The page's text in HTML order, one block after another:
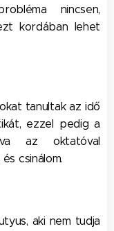
nincsen,
kordában lehet
tanultak az idő
ezzel pedig a
az oktatóval
csinálom.
aki nem tudja